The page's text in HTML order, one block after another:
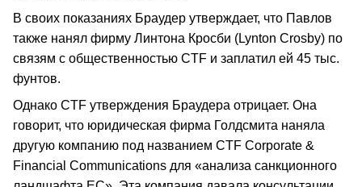
В своих показаниях Браудер утверждает, что Павлов
также нанял фирму Линтона Кросби (Lynton Crosby) по
связям с общественностью CTF и заплатил ей 45 тыс.
фунтов.
Однако CTF утверждения Браудера отрицает. Она
говорит, что юридическая фирма Голдсмита наняла
другую компанию под названием CTF Corporate &
Financial Communications для «анализа санкционного